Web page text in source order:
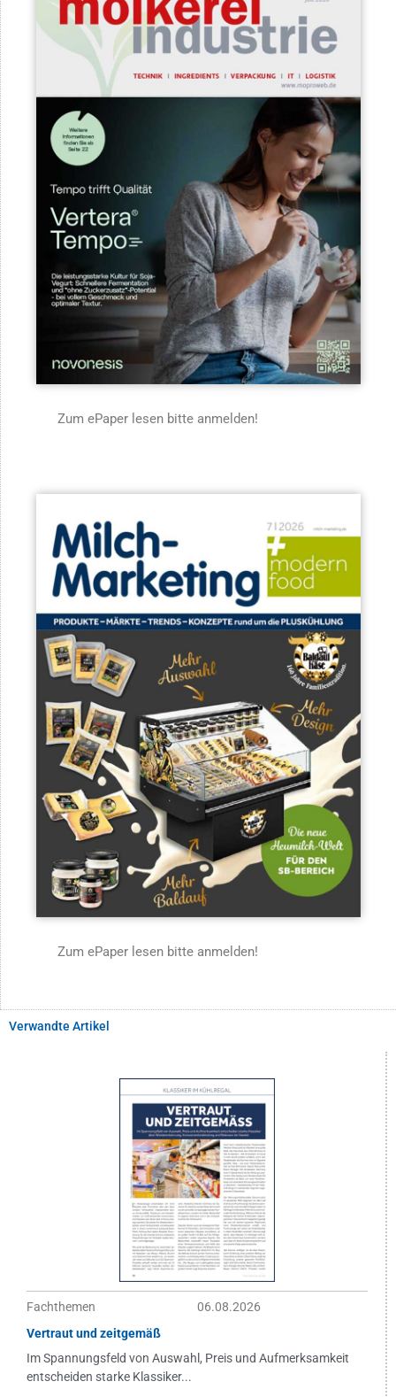
Zum ePaper lesen bitte anmelden!
Zum ePaper lesen bitte anmelden!
Verwandte Artikel
Fachthemen
06.08.2026
Vertraut und zeitgemäß
Im Spannungsfeld von Auswahl, Preis und Aufmerksamkeit
entscheiden starke Klassiker...